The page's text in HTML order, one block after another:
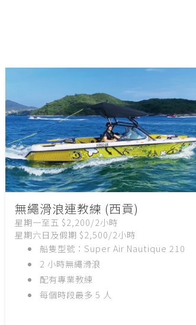
無繩滑浪連教練 (西貢)
星期一至五 $2,200/2小時
星期六日及假期 $2,500/2小時
船隻型號：Super Air Nautique 210
2 小時無繩滑浪
配有專業教練
每個時段最多 5 人